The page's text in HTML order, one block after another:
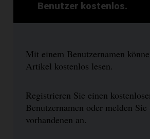
Benutzer kostenlos.
Mit einem Benutzernamen
Artikel kostenlos lesen.
Registrieren Sie einen
Benutzernamen oder melden
vorhandenen an.